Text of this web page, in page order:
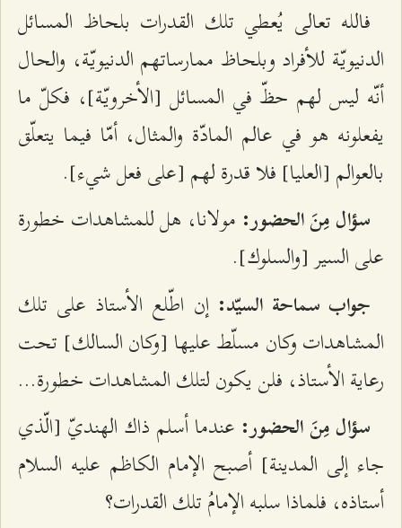
فالله تعالى يُعطي تلك القدرات بلحاظ المسائل
الدنيويّة للأفراد وبلحاظ ممارساتهم الدنيويّة، والحال
أنّه ليس لهم حظّ في المسائل [الأخرويّة]، فكلّ ما
يفعلونه هو في عالم المادّة والمثال، أمّا فيما يتعلّق
بالعوالم [العليا] فلا قدرة لهم [على فعل شيء].
سؤال مِنَ الحضور: مولانا، هل للمشاهدات خطورة
على السير [والسلوك].
جواب سماحة السيّد: إن اطّلع الأستاذ على تلك
المشاهدات وكان مسلّط عليها [وكان السالك] تحت
رعاية الأستاذ، فلن يكون لتلك المشاهدات خطورة...
سؤال مِنَ الحضور: عندما أسلم ذاك الهنديّ [الّذي
جاء إلى المدينة] أصبح الإمام الكاظم عليه السلام
أستاذه، فلماذا سلبه الإمامُ تلك القدرات؟